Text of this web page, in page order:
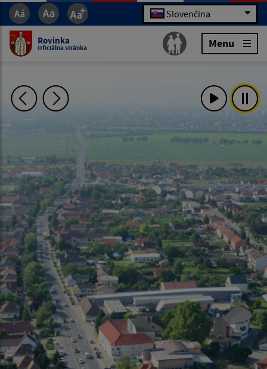
Slovenčina
Rovinka
Oficiálna stránka Menu